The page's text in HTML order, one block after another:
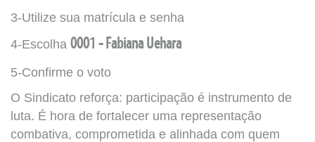
3-Utilize sua matrícula e senha
4-Escolha 0001 - Fabiana Uehara
5-Confirme o voto
O Sindicato reforça: participação é instrumento de
luta. É hora de fortalecer uma representação
combativa, comprometida e alinhada com quem